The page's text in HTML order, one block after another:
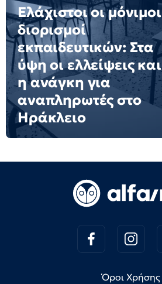
Ελάχιστοι οι μόνιμοι
διορισμοί
εκπαιδευτικών: Στα
ύψη οι ελλείψεις και
η ανάγκη για
αναπληρωτές στο
Ηράκλειο
Όροι Χρήσης